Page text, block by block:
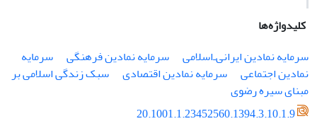
کلیدواژه‌ها
سرمایه نمادین ایرانی‌ـ‌اسلامی
سرمایه نمادین فرهنگی
سرمایه
نمادین اجتماعی
سرمایه نمادین اقتصادی
سبک زندگی اسلامی بر
مبنای سیره رضوی
20.1001.1.23452560.1394.3.10.1.9